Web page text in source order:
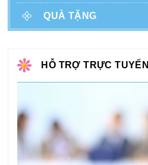
QUÀ TẶNG
HỖ TRỢ TRỰC TUYẾN